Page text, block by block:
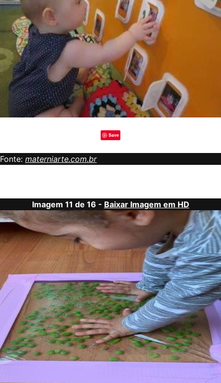
Save
Fonte: materniarte.com.br
Imagem 11 de 16 - Baixar Imagem em HD